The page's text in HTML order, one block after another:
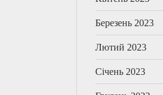
Березень 2023
Лютий 2023
Січень 2023